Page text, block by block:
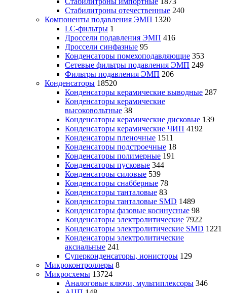
Стабилитроны отечественные 240
Компоненты подавления ЭМП 1320
LC-фильтры 1
Дроссели подавления ЭМП 416
Дроссели синфазные 95
Конденсаторы помехоподавляющие 353
Сетевые фильтры подавления ЭМП 249
Фильтры подавления ЭМП 206
Конденсаторы 18520
Конденсаторы керамические выводные 287
Конденсаторы керамические
высоковольтные 38
Конденсаторы керамические дисковые 139
Конденсаторы керамические ЧИП 4192
Конденсаторы пленочные 1511
Конденсаторы подстроечные 18
Конденсаторы полимерные 191
Конденсаторы пусковые 344
Конденсаторы силовые 539
Конденсаторы снабберные 78
Конденсаторы танталовые 83
Конденсаторы танталовые SMD 1489
Конденсаторы фазовые косинусные 98
Конденсаторы электролитические 7922
Конденсаторы электролитические SMD 1221
Конденсаторы электролитические
аксиальные 241
Суперконденсаторы, ионисторы 129
Микроконтроллеры 8
Микросхемы 13724
Аналоговые ключи, мультиплексоры 346